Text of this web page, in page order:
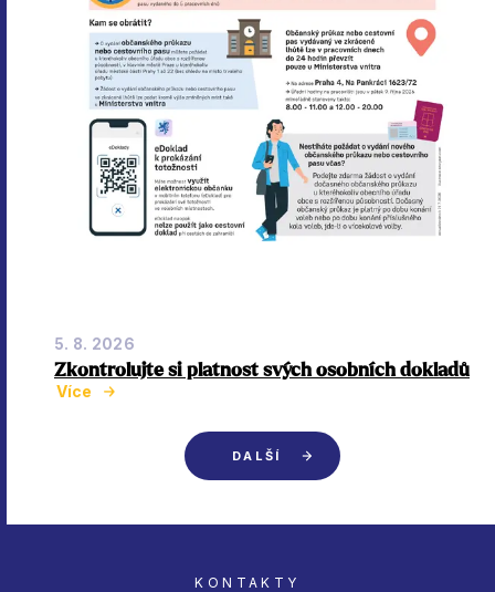
5. 8. 2026
Zkontrolujte si platnost svých osobních dokladů
Více
DALŠÍ
KONTAKTY